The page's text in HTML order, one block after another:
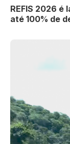
REFIS 2026 é
até 100% de